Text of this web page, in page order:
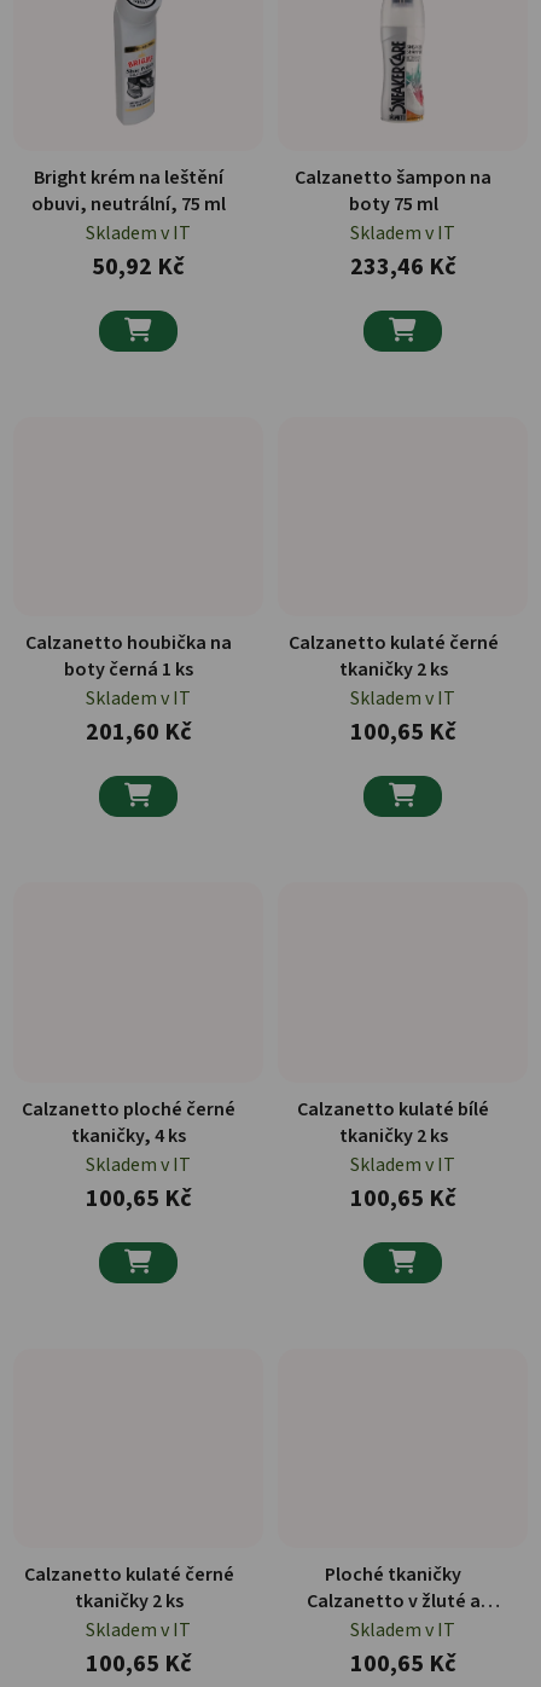
Bright krém na leštění
obuvi, neutrální, 75 ml
Skladem v IT
50,92 Kč

Calzanetto šampon na
boty 75 ml
Skladem v IT
233,46 Kč

Calzanetto houbička na
boty černá 1 ks
Skladem v IT
201,60 Kč

Calzanetto kulaté černé
tkaničky 2 ks
Skladem v IT
100,65 Kč

Calzanetto ploché černé
tkaničky, 4 ks
Skladem v IT
100,65 Kč

Calzanetto kulaté bílé
tkaničky 2 ks
Skladem v IT
100,65 Kč

Calzanetto kulaté černé
tkaničky 2 ks
Skladem v IT
100,65 Kč
Ploché tkaničky
Calzanetto v žluté a
tabákové barvě, 2 ks
Skladem v IT
100,65 Kč